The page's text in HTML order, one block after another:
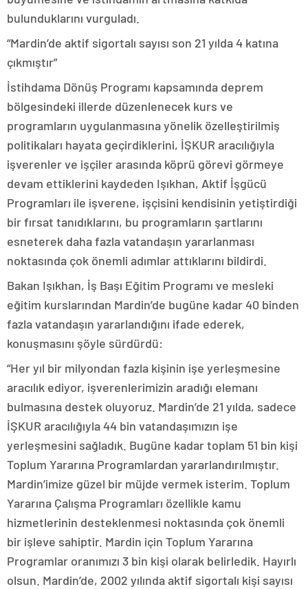
bulunduklarını vurguladı.
“Mardin’de aktif sigortalı sayısı son 21 yılda 4 katına
çıkmıştır”
İstihdama Dönüş Programı kapsamında deprem
bölgesindeki illerde düzenlenecek kurs ve
programların uygulanmasına yönelik özelleştirilmiş
politikaları hayata geçirdiklerini, İŞKUR aracılığıyla
işverenler ve işçiler arasında köprü görevi görmeye
devam ettiklerini kaydeden Işıkhan, Aktif İşgücü
Programları ile işverene, işçisini kendisinin yetiştirdiği
bir fırsat tanıdıklarını, bu programların şartlarını
esneterek daha fazla vatandaşın yararlanması
noktasında çok önemli adımlar attıklarını bildirdi.
Bakan Işıkhan, İş Başı Eğitim Programı ve mesleki
eğitim kurslarından Mardin’de bugüne kadar 40 binden
fazla vatandaşın yararlandığını ifade ederek,
konuşmasını şöyle sürdürdü:
“Her yıl bir milyondan fazla kişinin işe yerleşmesine
aracılık ediyor, işverenlerimizin aradığı elemanı
bulmasına destek oluyoruz. Mardin’de 21 yılda, sadece
İŞKUR aracılığıyla 44 bin vatandaşımızın işe
yerleşmesini sağladık. Bugüne kadar toplam 51 bin kişi
Toplum Yararına Programlardan yararlandırılmıştır.
Mardin’imize güzel bir müjde vermek isterim. Toplum
Yararına Çalışma Programları özellikle kamu
hizmetlerinin desteklenmesi noktasında çok önemli
bir işleve sahiptir. Mardin için Toplum Yararına
Programlar oranımızı 3 bin kişi olarak belirledik. Hayırlı
olsun. Mardin’de, 2002 yılında aktif sigortalı kişi sayısı